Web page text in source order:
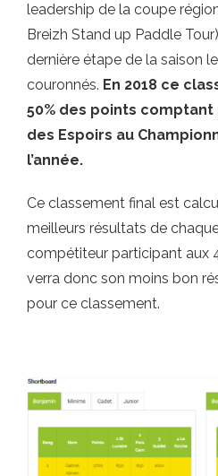
leadership de la coupe
Breizh Stand up Paddle
dernière étape de la saison
couronnés. En 2018 ce
50% des points
des Espoirs au
l’année.
Ce classement final est
meilleurs résultats de
compétiteur participant aux
verra donc son moins bon
pour ce classement.